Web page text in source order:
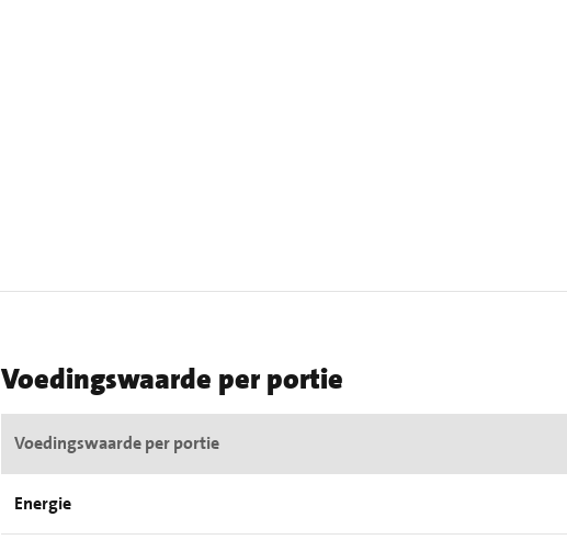
Voedingswaarde per portie
Voedingswaarde per portie
Energie